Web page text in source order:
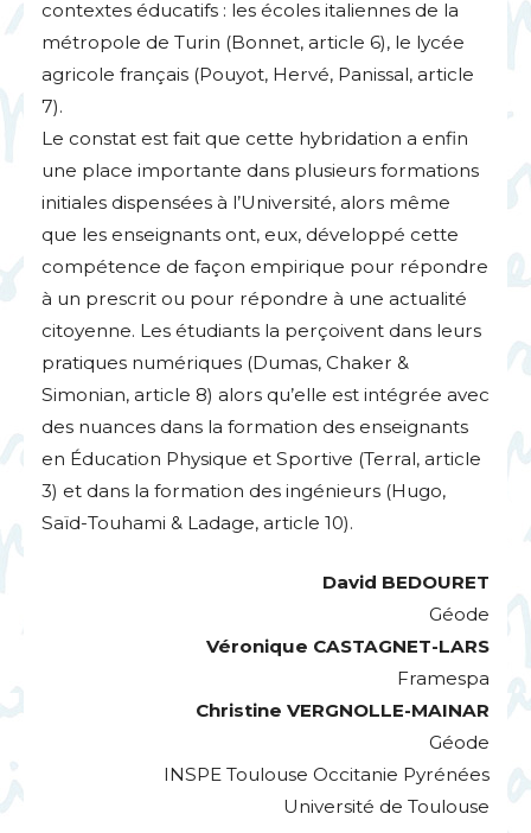
contextes éducatifs : les écoles italiennes de la
métropole de Turin (Bonnet, article 6), le lycée
agricole français (Pouyot, Hervé, Panissal, article
7).
Le constat est fait que cette hybridation a enfin
une place importante dans plusieurs formations
initiales dispensées à l’Université, alors même
que les enseignants ont, eux, développé cette
compétence de façon empirique pour répondre
à un prescrit ou pour répondre à une actualité
citoyenne. Les étudiants la perçoivent dans leurs
pratiques numériques (Dumas, Chaker &
Simonian, article 8) alors qu’elle est intégrée avec
des nuances dans la formation des enseignants
en Éducation Physique et Sportive (Terral, article
3) et dans la formation des ingénieurs (Hugo,
Saïd-Touhami & Ladage, article 10).
David BEDOURET
Géode
Véronique CASTAGNET-LARS
Framespa
Christine VERGNOLLE-MAINAR
Géode
INSPE Toulouse Occitanie Pyrénées
Université de Toulouse